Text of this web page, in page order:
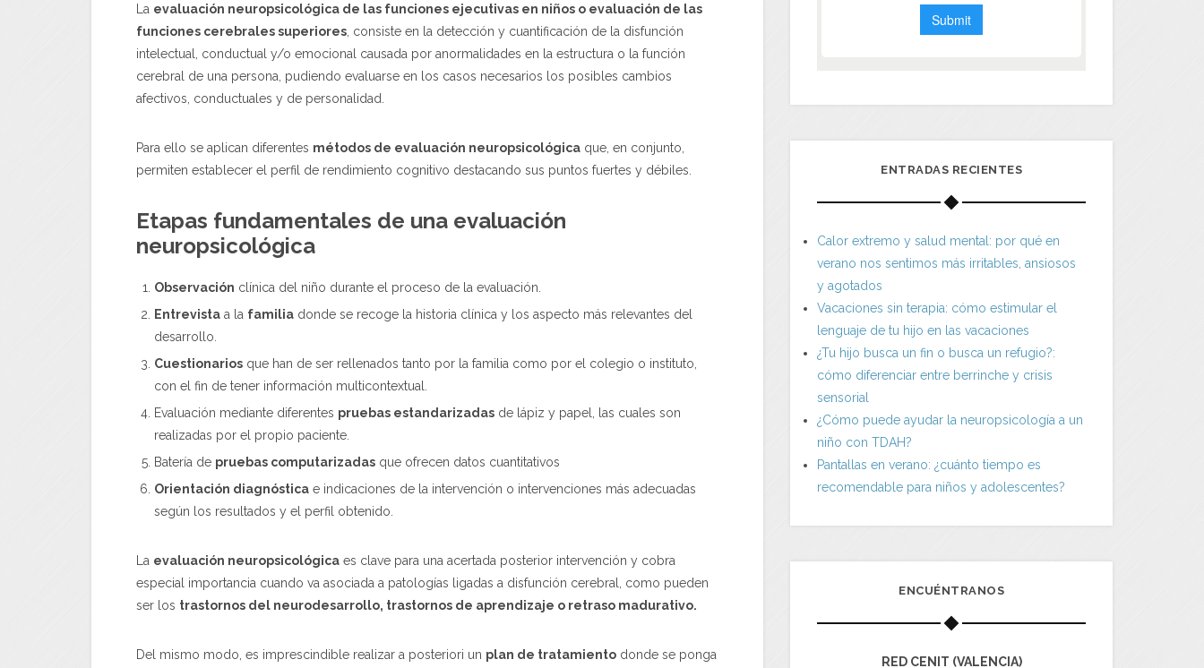
La evaluación neuropsicológica de las funciones ejecutivas en niños o evaluación de las
funciones cerebrales superiores , consiste en la detección y cuantificación de la disfunción
intelectual, conductual y/o emocional causada por anormalidades en la estructura o la función
cerebral de una persona, pudiendo evaluarse en los casos necesarios los posibles cambios
afectivos, conductuales y de personalidad.
Para ello se aplican diferentes métodos de evaluación neuropsicológica que, en conjunto,
permiten establecer el perfil de rendimiento cognitivo destacando sus puntos fuertes y débiles.
Etapas fundamentales de una evaluación
neuropsicológica
Observación clínica del niño durante el proceso de la evaluación.
Entrevista a la familia donde se recoge la historia clínica y los aspecto más relevantes del
desarrollo.
Cuestionarios que han de ser rellenados tanto por la familia como por el colegio o instituto,
con el fin de tener información multicontextual.
Evaluación mediante diferentes pruebas estandarizadas de lápiz y papel, las cuales son
realizadas por el propio paciente.
Batería de pruebas computarizadas que ofrecen datos cuantitativos
Orientación diagnóstica e indicaciones de la intervención o intervenciones más adecuadas
según los resultados y el perfil obtenido.
La evaluación neuropsicológica es clave para una acertada posterior intervención y cobra
especial importancia cuando va asociada a patologías ligadas a disfunción cerebral, como pueden
ser los trastornos del neurodesarrollo, trastornos de aprendizaje o retraso madurativo.
Del mismo modo, es imprescindible realizar a posteriori un plan de tratamiento donde se ponga
ENTRADAS RECIENTES
Calor extremo y salud mental: por qué en
verano nos sentimos más irritables, ansiosos
y agotados
Vacaciones sin terapia: cómo estimular el
lenguaje de tu hijo en las vacaciones
¿Tu hijo busca un fin o busca un refugio?:
cómo diferenciar entre berrinche y crisis
sensorial
¿Cómo puede ayudar la neuropsicología a un
niño con TDAH?
Pantallas en verano: ¿cuánto tiempo es
recomendable para niños y adolescentes?
ENCUÉNTRANOS
RED CENIT (VALENCIA)